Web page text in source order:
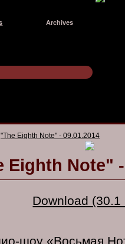
Archives
"The Eighth Note" - 09.01.2014
Eighth Note"
Download (30.1
шоу «Восьмая